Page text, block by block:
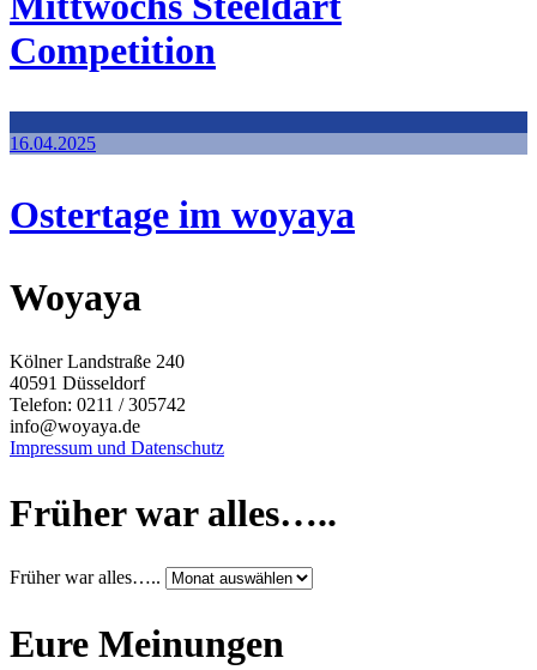
Competition
16.04.2025
Ostertage im woyaya
Woyaya
Kölner Landstraße 240
40591 Düsseldorf
Telefon: 0211 / 305742
info@woyaya.de
Impressum und Datenschutz
Früher war alles…..
Früher war alles…..
Eure Meinungen